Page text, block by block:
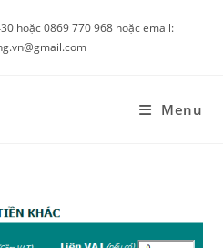
hoặc 0869 770 968 hoặc email:
Menu